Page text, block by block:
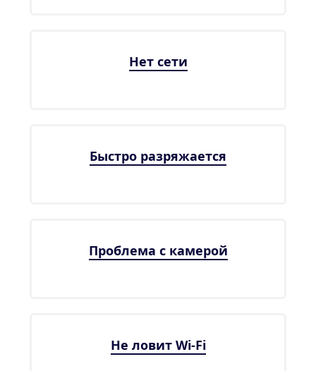
Нет сети
Быстро разряжается
Проблема с камерой
Не ловит Wi-Fi